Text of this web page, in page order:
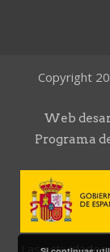
Copyright
Web
Programa